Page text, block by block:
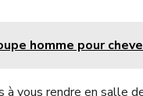
homme pour
à vous rendre en salle